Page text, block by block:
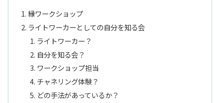
縁ワークショップ
ライトワーカーとしての自分を知る会
ライトワーカー？
自分を知る会？
ワークショップ担当
チャネリング体験？
どの手法があっているか？